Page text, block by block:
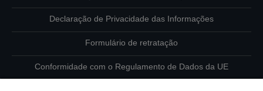
Declaração de Privacidade das Informações
Formulário de retratação
Conformidade com o Regulamento de Dados da UE